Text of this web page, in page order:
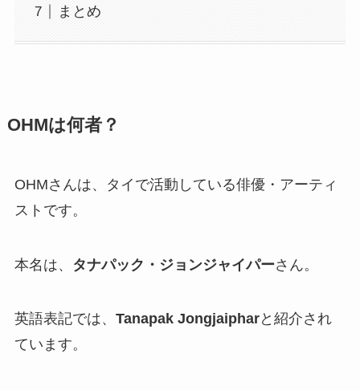
まとめ
OHMは何者？
OHMさんは、タイで活動している俳優・アーティ
ストです。
本名は、 タナパック・ジョンジャイパーさん。
英語表記では、 Tanapak Jongjaipharと紹介され
ています。